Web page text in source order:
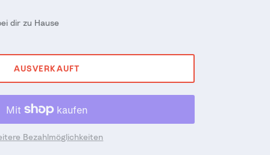
dir zu Hause
AUSVERKAUFT
Bezahlmöglichkeiten